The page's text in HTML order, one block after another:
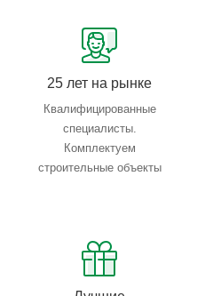
25 лет на рынке
Квалифицированные
специалисты.
Комплектуем
строительные объекты